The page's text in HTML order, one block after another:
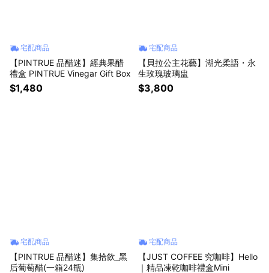
宅配商品
【PINTRUE 品醋迷】經典果醋
禮盒 PINTRUE Vinegar Gift Box
$1,480
宅配商品
【貝拉公主花藝】湖光柔語・永
生玫瑰玻璃盅
$3,800
宅配商品
【PINTRUE 品醋迷】集拾飲_黑
后葡萄醋(一箱24瓶)
宅配商品
【JUST COFFEE 究咖啡】Hello
｜精品凍乾咖啡禮盒Mini